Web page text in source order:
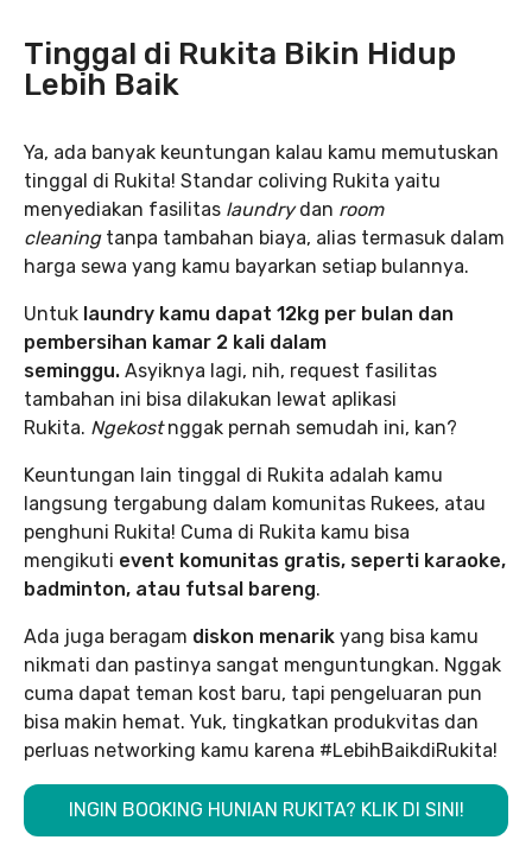
Tinggal di Rukita Bikin Hidup
Lebih Baik
Ya, ada banyak keuntungan kalau kamu memutuskan
tinggal di Rukita! Standar coliving Rukita yaitu
menyediakan fasilitas laundrydan room
cleaningtanpa tambahan biaya, alias termasuk dalam
harga sewa yang kamu bayarkan setiap bulannya.
Untuk laundry kamu dapat 12kg per bulan dan
pembersihan kamar 2 kali dalam
seminggu. Asyiknya lagi, nih, request fasilitas
tambahan ini bisa dilakukan lewat aplikasi
Rukita. Ngekostnggak pernah semudah ini, kan?
Keuntungan lain tinggal di Rukita adalah kamu
langsung tergabung dalam komunitas Rukees, atau
penghuni Rukita! Cuma di Rukita kamu bisa
mengikuti event komunitas gratis, seperti karaoke,
badminton, atau futsal bareng.
Ada juga beragam diskon menarik yang bisa kamu
nikmati dan pastinya sangat menguntungkan. Nggak
cuma dapat teman kost baru, tapi pengeluaran pun
bisa makin hemat. Yuk, tingkatkan produkvitas dan
perluas networking kamu karena #LebihBaikdiRukita!
INGIN BOOKING HUNIAN RUKITA? KLIK DI SINI!